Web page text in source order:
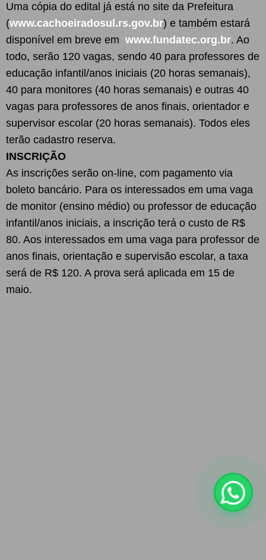
Uma cópia do edital já está no site da Prefeitura
(www.cachoeiradosul.rs.gov.br) e também estará
disponível em breve em www.fundatec.org.br. Ao
todo, serão 120 vagas, sendo 40 para professores de
educação infantil/anos iniciais (20 horas semanais),
40 para monitores (40 horas semanais) e outras 40
vagas para professores de anos finais, orientador e
supervisor escolar (20 horas semanais). Todos eles
terão cadastro reserva.
INSCRIÇÃO
As inscrições serão on-line, com pagamento via
boleto bancário. Para os interessados em uma vaga
de monitor (ensino médio) ou professor de educação
infantil/anos iniciais, a inscrição terá o custo de R$
80. Aos interessados em uma vaga para professor de
anos finais, orientação e supervisão escolar, a taxa
será de R$ 120. A prova será aplicada em 15 de
maio.